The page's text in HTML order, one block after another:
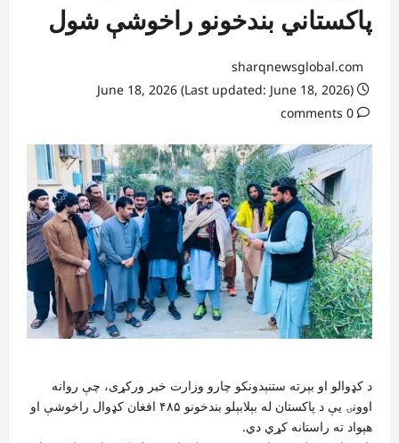
پاکستاني بندخونو راخوشې شول
sharqnewsglobal.com
0 comments
د کډوالو او بېرته ستنېدونکو چارو وزارت خبر ورکړی، چې روانه
اوونۍ یې د پاکستان له بېلابېلو بندخونو ۴۸۵ افغان کډوال راخوشې او
هېواد ته راستانه کړي دي.